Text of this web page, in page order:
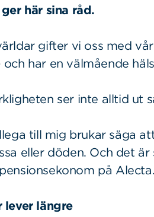
ger här sina råd.
gifter vi oss med
och har en välmående
ser inte alltid ut
till mig brukar säga
eller döden. Och det
på Alecta.
lever längre